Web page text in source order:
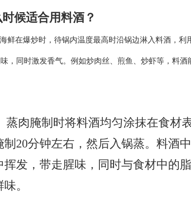
候适合用料酒？
鲜在爆炒时，待锅内温度最高时沿锅边淋入料酒，利
，同时激发香气。例如炒肉丝、煎鱼、炒虾等，料酒
蒸肉腌制时将料酒均匀涂抹在食材
制 20分钟左右，然后入锅蒸。料酒
挥发，带走腥味，同时与食材中的
。